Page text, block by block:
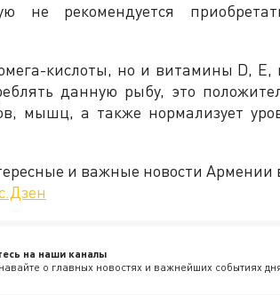
не рекомендуется
кислоты, но и витамины D, Е,
данную рыбу, это
мышц, а также нормализует
и важные новости Армении
на наши каналы
о главных новостях и важнейших событиях